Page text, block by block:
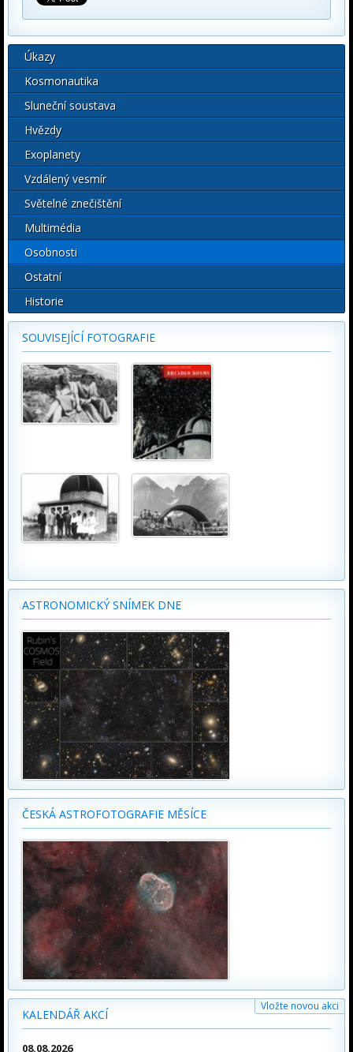
Úkazy
Kosmonautika
Sluneční soustava
Hvězdy
Exoplanety
Vzdálený vesmír
Světelné znečištění
Multimédia
Osobnosti
Ostatní
Historie
SOUVISEJÍCÍ FOTOGRAFIE
ASTRONOMICKÝ SNÍMEK DNE
ČESKÁ ASTROFOTOGRAFIE MĚSÍCE
KALENDÁŘ AKCÍ
Vložte novou akci
08.08.2026